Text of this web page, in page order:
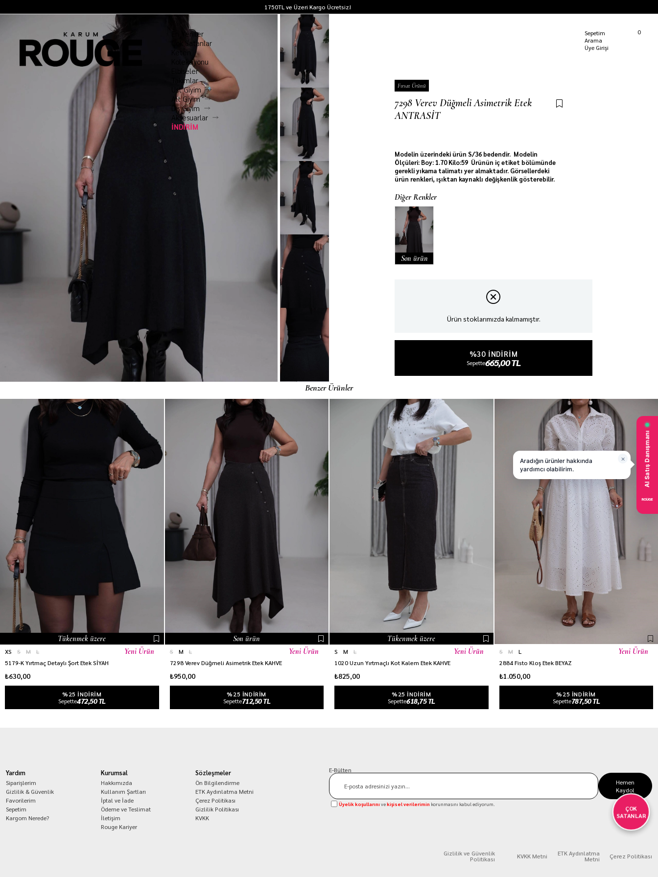
1750TL ve Üzeri Kargo Ücretsiz!
En Yeniler
Çok Satanlar
Keten
Koleksiyonu
Elbiseler
Takımlar
Üst Giyim
Alt Giyim
Dış Giyim
Aksesuarlar
İNDİRİM
Sepetim
0
Üye Girişi
Fırsat Ürünü
7298 Verev Düğmeli Asimetrik Etek
ANTRASİT
Modelin üzerindeki ürün S/36 bedendir. Modelin
Ölçüleri: Boy: 1.70 Kilo:59 Ürünün iç etiket bölümünde
gerekli yıkama talimatı yer almaktadır. Görsellerdeki
ürün renkleri, ışıktan kaynaklı değişkenlik gösterebilir.
Diğer Renkler
Son ürün
Ürün stoklarımızda kalmamıştır.
%30 INDIRIM
Sepette665,00 TL
₺950,00
Benzer Ürünler
Tükenmek üzere
XS S M
L
5179-K Yırtmaç Detaylı Şort Etek SİYAH
₺630,00
%25 INDIRIM
Sepette472,50 TL
Yeni Ürün
Son ürün
S M
L
7298 Verev Düğmeli Asimetrik Etek KAHVE
₺950,00
%25 INDIRIM
Sepette712,50 TL
Yeni Ürün
Tükenmek üzere
S M
L
1020 Uzun Yırtmaçlı Kot Kalem Etek KAHVE
₺825,00
%25 INDIRIM
Sepette618,75 TL
Yeni Ürün S M
L
2884 Fisto Kloş Etek BEYAZ
₺1.050,00
%25 INDIRIM
Sepette787,50 TL
Yeni Ürün
Yardım
Siparişlerim
Gizlilik & Güvenlik
Favorilerim
Sepetim
Kargom Nerede?
Kurumsal
Hakkımızda
Kullanım Şartları
İptal ve İade
Ödeme ve Teslimat
İletişim
Rouge Kariyer
Sözleşmeler
Ön Bilgilendirme
ETK Aydınlatma Metni
Çerez Politikası
Gizlilik Politikası
KVKK
E-Bülten
Hemen
Kaydol
Üyelik koşullarını vekişisel verilerimin korunmasını kabul ediyorum.
Gizlilik ve Güvenlik
Politikası KVKK Metni ETK Aydınlatma
Metni Çerez Politikası
ÇOK
SATANLAR